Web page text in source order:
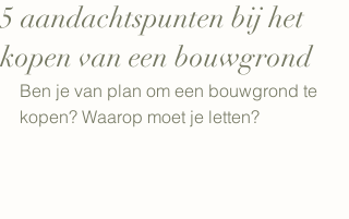
5 aandachtspunten bij het
kopen van een bouwgrond
Ben je van plan om een bouwgrond te
kopen? Waarop moet je letten?